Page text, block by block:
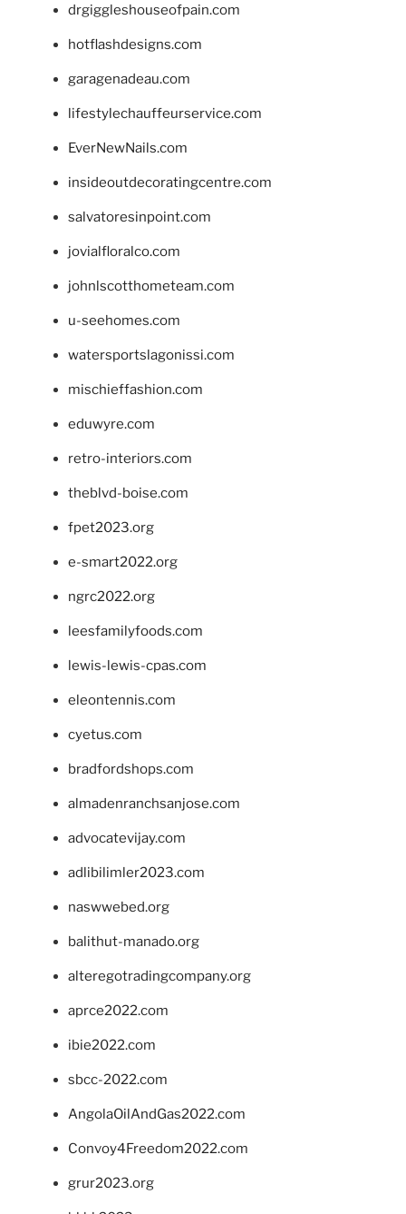
drgiggleshouseofpain.com
hotflashdesigns.com
garagenadeau.com
lifestylechauffeurservice.com
EverNewNails.com
insideoutdecoratingcentre.com
salvatoresinpoint.com
jovialfloralco.com
johnlscotthometeam.com
u-seehomes.com
watersportslagonissi.com
mischieffashion.com
eduwyre.com
retro-interiors.com
theblvd-boise.com
fpet2023.org
e-smart2022.org
ngrc2022.org
leesfamilyfoods.com
lewis-lewis-cpas.com
eleontennis.com
cyetus.com
bradfordshops.com
almadenranchsanjose.com
advocatevijay.com
adlibilimler2023.com
naswwebed.org
balithut-manado.org
alteregotradingcompany.org
aprce2022.com
ibie2022.com
sbcc-2022.com
AngolaOilAndGas2022.com
Convoy4Freedom2022.com
grur2023.org